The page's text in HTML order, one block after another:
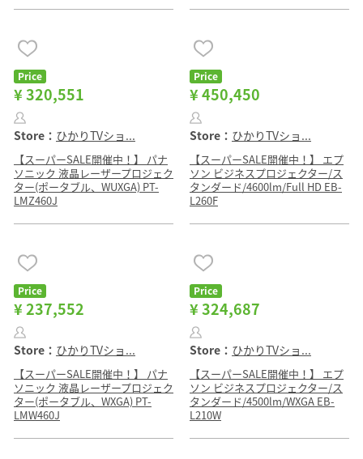
Price
¥ 320,551
Store： ひかりTVショ...
【スーパーSALE開催中！】 パナ
ソニック 液晶レーザープロジェク
ター(ポータブル、WUXGA) PT-
LMZ460J
Price
¥ 450,450
Store： ひかりTVショ...
【スーパーSALE開催中！】 エプ
ソン ビジネスプロジェクター/ス
タンダード/4600lm/Full HD EB-
L260F
Price
¥ 237,552
Store： ひかりTVショ...
【スーパーSALE開催中！】 パナ
ソニック 液晶レーザープロジェク
ター(ポータブル、WXGA) PT-
LMW460J
Price
¥ 324,687
Store： ひかりTVショ...
【スーパーSALE開催中！】 エプ
ソン ビジネスプロジェクター/ス
タンダード/4500lm/WXGA EB-
L210W